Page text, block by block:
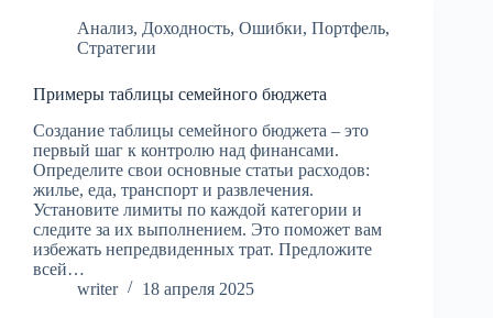
Анализ, Доходность, Ошибки, Портфель,
Стратегии
Примеры таблицы семейного бюджета
Создание таблицы семейного бюджета – это
первый шаг к контролю над финансами.
Определите свои основные статьи расходов:
жилье, еда, транспорт и развлечения.
Установите лимиты по каждой категории и
следите за их выполнением. Это поможет вам
избежать непредвиденных трат. Предложите
всей…
writer
18 апреля 2025